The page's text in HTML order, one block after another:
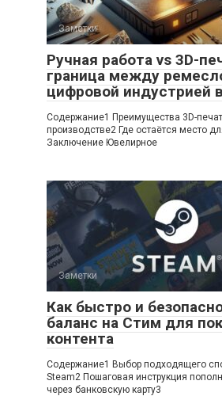
Заметки
Ручная работа vs 3D-
граница между
цифровой индустрией
Содержание1 Преимущества 3D-
производстве2 Где остаётся место
Заключение Ювелирное
Заметки
Как быстро и
баланс на Стим для
контента
Содержание1 Выбор подходящего
Steam2 Пошаговая инструкция
через банковскую карту3